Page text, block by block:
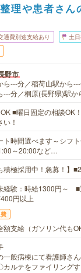
理や患者さん
通費別途支給あり 土
野市
ら---分／稲荷山駅から
---分／桐原(長野県)駅か
■曜日固定の相談OK
！
時間選べます～シフ
～20:00など…
積極採用中！急募！】
経験：時給1300円～
円以上
額支給（ガソリン代も
般病棟にて看護師さ
ルテをファイリング